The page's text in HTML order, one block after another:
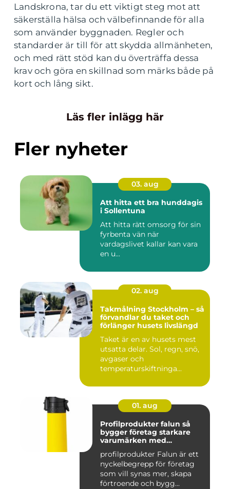
Landskrona, tar du ett viktigt steg mot att
säkerställa hälsa och välbefinnande för alla
som använder byggnaden. Regler och
standarder är till för att skydda allmänheten,
och med rätt stöd kan du överträffa dessa
krav och göra en skillnad som märks både på
kort och lång sikt.
Läs fler inlägg här
Fler nyheter
03. aug
Att hitta ett bra hunddagis
i Sollentuna
Att hitta rätt omsorg för sin
fyrbenta vän när
vardagslivet kallar kan vara
en u...
02. aug
Takmålning Stockholm – så
förvandlar du taket och
förlänger husets livslängd
Taket är en av husets mest
utsatta delar. Sol, regn, snö,
avgaser och
temperaturskiftninga...
01. aug
Profilprodukter falun så
bygger företag starkare
varumärken med
profilprodukter Falun är ett
nyckelbegrepp för företag
som vill synas mer, skapa
förtroende och bygg...